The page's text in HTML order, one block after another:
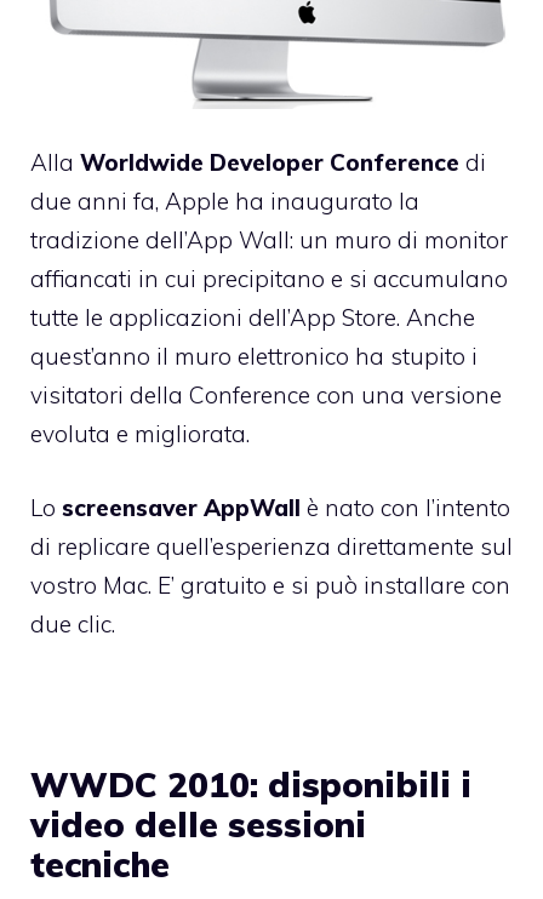
Alla Worldwide Developer Conference di
due anni fa, Apple ha inaugurato la
tradizione dell’App Wall: un muro di monitor
affiancati in cui precipitano e si accumulano
tutte le applicazioni dell’App Store. Anche
quest’anno il muro elettronico ha stupito i
visitatori della Conference con una versione
evoluta e migliorata.
Lo screensaver AppWall è nato con l’intento
di replicare quell’esperienza direttamente sul
vostro Mac. E’ gratuito e si può installare con
due clic.
WWDC 2010: disponibili i
video delle sessioni
tecniche